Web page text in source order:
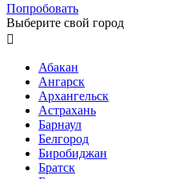
Попробовать
Выберите свой город

Абакан
Ангарск
Архангельск
Астрахань
Барнаул
Белгород
Биробиджан
Братск